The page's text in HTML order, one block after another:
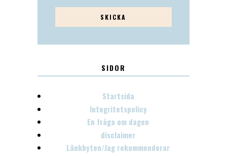
SIDOR
Startsida
Integritetspolicy
En fråga om dagen
disclaimer
Länkbyten/Jag rekommenderar